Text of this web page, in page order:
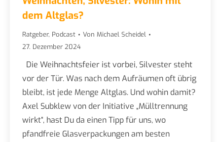
dem Altglas?
Ratgeber, Podcast Von Michael Scheidel
27. Dezember 2024
Die Weihnachtsfeier ist vorbei, Silvester steht
vor der Tür. Was nach dem Aufräumen oft übrig
bleibt, ist jede Menge Altglas. Und wohin damit?
Axel Subklew von der Initiative „Mülltrennung
wirkt“, hast Du da einen Tipp für uns, wo
pfandfreie Glasverpackungen am besten